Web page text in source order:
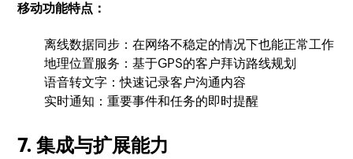
移动功能特点：
离线数据同步：在网络不稳定的情况下也能正常工作
地理位置服务：基于GPS的客户拜访路线规划
语音转文字：快速记录客户沟通内容
实时通知：重要事件和任务的即时提醒
7. 集成与扩展能力